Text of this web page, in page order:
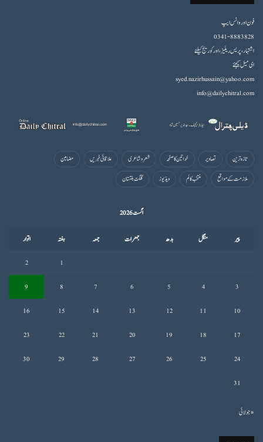
فون اورواٹس ایپ
0341-8883828
اشتہار،پریس ریلیز، اور کوریج کیلئے
ای میل کیجئے
syed.nazirhussain@yahoo.com
info@dailychitral.com
تازہ ترین تصاویر خواتین کا صفحہ شعروشاعری علاقائی خبریں
مضامین
ملازمت کے مواقع
منتخب کالم ویڈیوز گلگت بلتستان
اگست 2026
پیر منگل بدھ جمعرات جمعہ ہفتہ اتوار
1
2
3
4
5
6
7
8
9
10
11
12
13
14
15
16
17
18
19
20
21
22
23
24
25
26
27
28
29
30
31
« جولائی